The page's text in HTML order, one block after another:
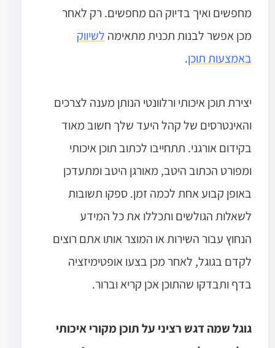
מחפשים ואיך בדיוק הם מחפשים. רק לאחר
מכן אפשר לבנות תכנית מתאימה לשיווק
באמצעות תוכן.
יצירת תוכן איכותי ורלוונטי הנותן מענה לצרכים
והאינטרסים של קהל היעד שלך חשוב מאוד
בקידום אורגני. תתחייבו לכתוב תוכן איכותי
ומפורט הכתוב היטב, מאורגן היטב ומתעדכן
באופן קבוע אחת לכמה זמן.ספקו תשובות
לשאלות הגולשים ותכללו את כל המידע
הנחוץ עבור השירות או המוצר אותו אתם רוצים
לקדם בגוגל, לאחר מכן בצעו אופטימיזציה
בדף ותבדקו שהתוכן אכן קריא וברור.
גוגל שמה דגש רציני על תוכן מקורי איכותי